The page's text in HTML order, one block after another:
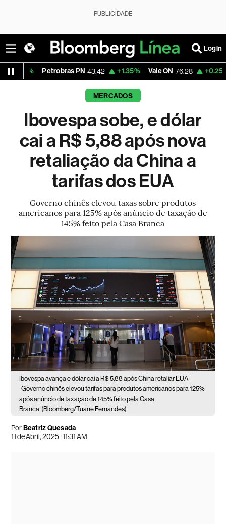
PUBLICIDADE
Login
Petrobras PN 43.42 +1.35% Vale ON 76.28 +0.25% Itaú PN
MERCADOS
Ibovespa sobe, e dólar
cai a R$ 5,88 após nova
retaliação da China a
tarifas dos EUA
Governo chinês elevou taxas sobre produtos
americanos para 125% após anúncio de taxação de
145% feito pela Casa Branca
Ibovespa avança e dólar cai a R$ 5,88 após China retaliar EUA |
Governo chinês elevou tarifas para produtos americanos para 125%
após anúncio de taxação de 145% feito pela Casa
Branca (Bloomberg/Tuane Fernandes)
PorBeatriz Quesada
11 de Abril, 2025 | 11:31 AM